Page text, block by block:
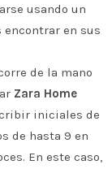
usando un
encontrar en sus
de la mano
Zara Home
iniciales de
de hasta 9 en
En este caso,